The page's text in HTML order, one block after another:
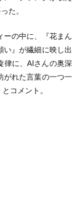
た。
ーの中に、『花まん
い』が繊細に映し出
律に、AIさんの奥深
がれた言葉の一つ一
コメント。